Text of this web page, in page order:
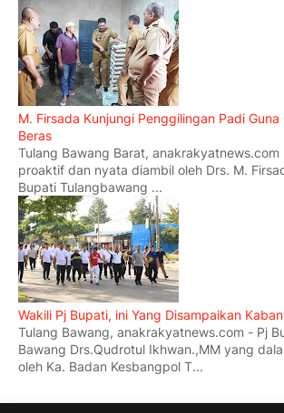
M. Firsada Kunjungi Penggilingan Padi
Beras
Tulang Bawang Barat,
proaktif dan nyata diambil oleh Drs. M.
Bupati Tulangbawang ...
Wakili Pj Bupati, ini Yang Disampaikan
Tulang Bawang, anakrakyatnews.com - Pj
Bawang Drs.Qudrotul Ikhwan.,MM yang
oleh Ka. Badan Kesbangpol T...